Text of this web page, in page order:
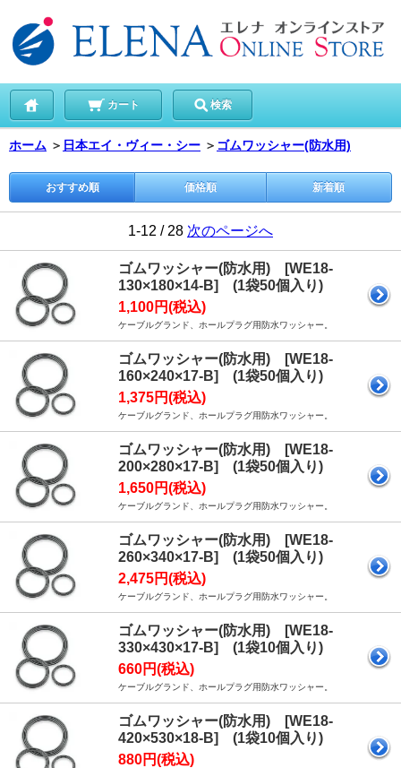
カート 検索
ホーム ＞ 日本エイ・ヴィー・シー ＞ ゴムワッシャー(防水用)
おすすめ順 価格順 新着順
1-12 / 28 次のページへ
ゴムワッシャー(防水用) [WE18-
130×180×14-B] (1袋50個入り)
1,100円(税込)
ケーブルグランド、ホールプラグ用防水ワッシャー。
ゴムワッシャー(防水用) [WE18-
160×240×17-B] (1袋50個入り)
1,375円(税込)
ケーブルグランド、ホールプラグ用防水ワッシャー。
ゴムワッシャー(防水用) [WE18-
200×280×17-B] (1袋50個入り)
1,650円(税込)
ケーブルグランド、ホールプラグ用防水ワッシャー。
ゴムワッシャー(防水用) [WE18-
260×340×17-B] (1袋50個入り)
2,475円(税込)
ケーブルグランド、ホールプラグ用防水ワッシャー。
ゴムワッシャー(防水用) [WE18-
330×430×17-B] (1袋10個入り)
660円(税込)
ケーブルグランド、ホールプラグ用防水ワッシャー。
ゴムワッシャー(防水用) [WE18-
420×530×18-B] (1袋10個入り)
880円(税込)